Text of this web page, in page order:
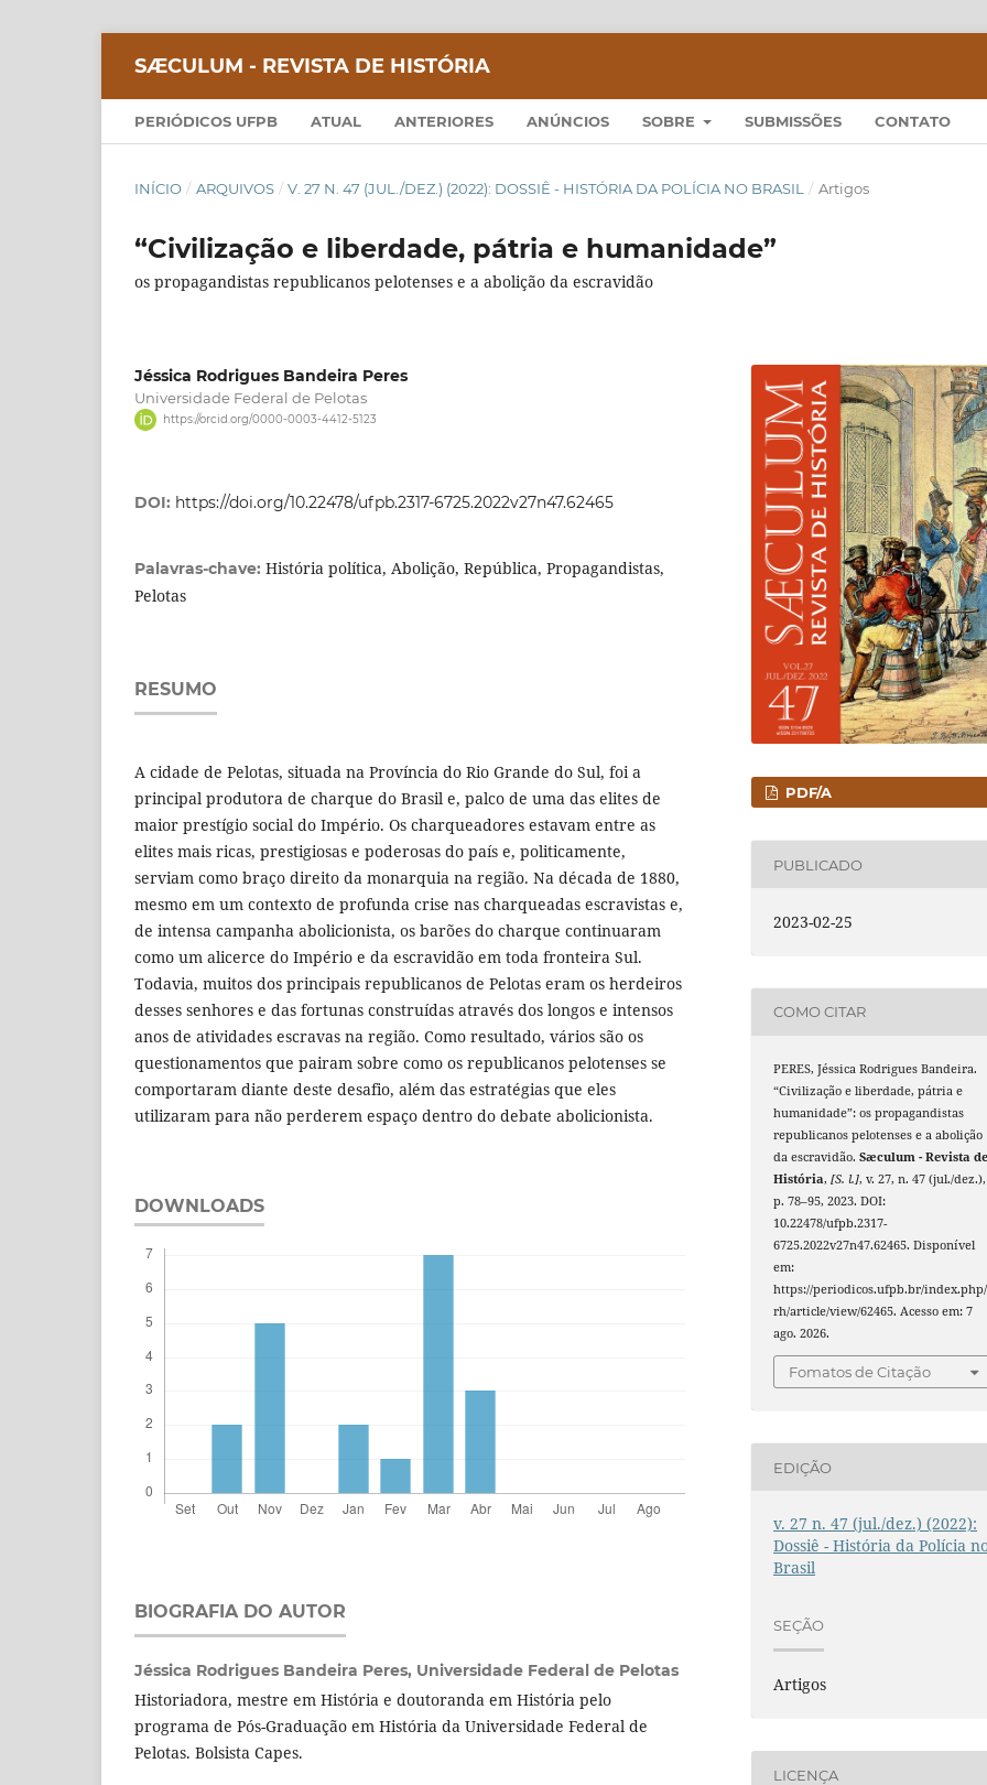
SÆCULUM - REVISTA DE HISTÓRIA
PERIÓDICOS UFPB ATUAL ANTERIORES ANÚNCIOS SOBRE SUBMISSÕES CONTATO
INÍCIO / ARQUIVOS / V. 27 N. 47 (JUL./DEZ.) (2022): DOSSIÊ - HISTÓRIA DA POLÍCIA NO BRASIL / Artigos
“Civilização e liberdade, pátria e humanidade”
os propagandistas republicanos pelotenses e a abolição da escravidão
Jéssica Rodrigues Bandeira Peres
Universidade Federal de Pelotas
https://orcid.org/0000-0003-4412-5123
DOI: https://doi.org/10.22478/ufpb.2317-6725.2022v27n47.62465
Palavras-chave: História política, Abolição, República, Propagandistas,
Pelotas
RESUMO
A cidade de Pelotas, situada na Província do Rio Grande do Sul, foi a
principal produtora de charque do Brasil e, palco de uma das elites de
maior prestígio social do Império. Os charqueadores estavam entre as
elites mais ricas, prestigiosas e poderosas do país e, politicamente,
serviam como braço direito da monarquia na região. Na década de 1880,
mesmo em um contexto de profunda crise nas charqueadas escravistas e,
de intensa campanha abolicionista, os barões do charque continuaram
como um alicerce do Império e da escravidão em toda fronteira Sul.
Todavia, muitos dos principais republicanos de Pelotas eram os herdeiros
desses senhores e das fortunas construídas através dos longos e intensos
anos de atividades escravas na região. Como resultado, vários são os
questionamentos que pairam sobre como os republicanos pelotenses se
comportaram diante deste desafio, além das estratégias que eles
utilizaram para não perderem espaço dentro do debate abolicionista.
DOWNLOADS
BIOGRAFIA DO AUTOR
Jéssica Rodrigues Bandeira Peres, Universidade Federal de Pelotas
Historiadora, mestre em História e doutoranda em História pelo
programa de Pós-Graduação em História da Universidade Federal de
Pelotas. Bolsista Capes.
PDF/A
PUBLICADO
2023-02-25
COMO CITAR
PERES, Jéssica Rodrigues Bandeira.
“Civilização e liberdade, pátria e
humanidade”: os propagandistas
republicanos pelotenses e a abolição
da escravidão.Sæculum - Revista
História,[S. l.], v. 27, n. 47 (jul./dez.),
p. 78–95, 2023. DOI:
10.22478/ufpb.2317-
6725.2022v27n47.62465. Disponível
em:
https://periodicos.ufpb.br/
rh/article/view/62465. Acesso em: 7
ago. 2026.
Fomatos de Citação
EDIÇÃO
v. 27 n. 47 (jul./dez.) (2022):
Dossiê - História da Polícia
Brasil
SEÇÃO
Artigos
LICENÇA